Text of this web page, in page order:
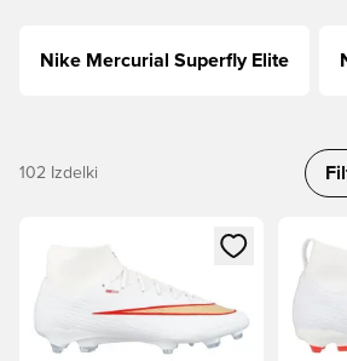
Nike Mercurial Superfly Elite
102 Izdelki
Odpre Modal za prijavo ali vpis kot član